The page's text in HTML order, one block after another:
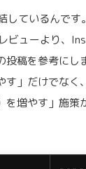
しているんです
ビューより、
投稿を参考にし
」だけでなく
を増やす」施策